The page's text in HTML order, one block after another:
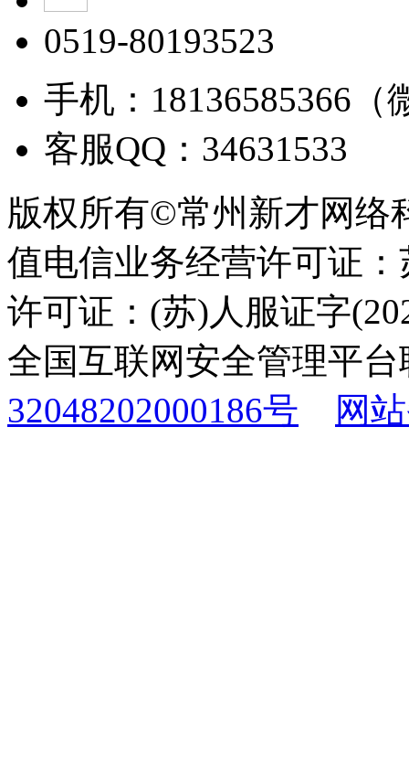
0519-80193523
手机：18136585366（
客服QQ：34631533
版权所有©常州新才网络
值电信业务经营许可证
许可证：(苏)人服证字
全国互联网安全管理平
32048202000186号
网